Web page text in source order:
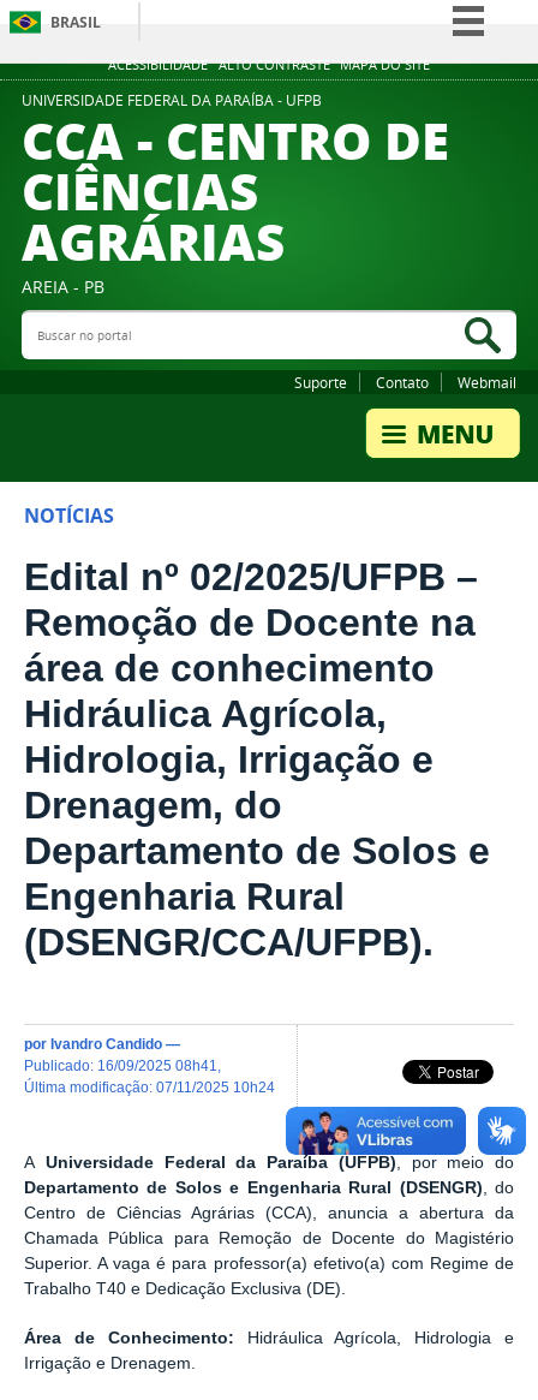
ACESSIBILIDADE ALTO CONTRASTE MAPA DO SITE
BRASIL
Simplifique!
Participe
UNIVERSIDADE FEDERAL DA PARAÍBA - UFPB
CCA - CENTRO DE
CIÊNCIAS
AGRÁRIAS
AREIA - PB
Buscar no portal
Suporte Contato Webmail
NOTÍCIAS
Edital nº 02/2025/UFPB –
Remoção de Docente na
área de conhecimento
Hidráulica Agrícola,
Hidrologia, Irrigação e
Drenagem, do
Departamento de Solos e
Engenharia Rural
(DSENGR/CCA/UFPB).
por Ivandro Candido —
publicado: 16/09/2025 08h41
última modificação: 07/11/2025 10h24
A Universidade Federal da Paraíba (UFPB) , por meio do
Departamento de Solos e Engenharia Rural (DSENGR) , do
Centro de Ciências Agrárias (CCA), anuncia a abertura da
Chamada Pública para Remoção de Docente do Magistério
Superior.A vaga é para professor(a) efetivo(a) com Regime de
Trabalho T40 e Dedicação Exclusiva (DE)
Área de Conhecimento: Hidráulica Agrícola, Hidrologia e
Irrigação e Drenagem.